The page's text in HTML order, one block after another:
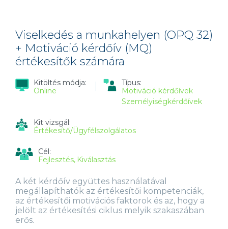
Viselkedés a munkahelyen (OPQ 32)
+ Motiváció kérdőív (MQ)
értékesítők számára
Kitöltés módja:
Online
Típus:
Motiváció kérdőívek
Személyiségkérdőívek
Kit vizsgál:
Értékesítő/Ügyfélszolgálatos
Cél:
Fejlesztés Kiválasztás
A két kérdőív együttes használatával
megállapíthatók az értékesítői kompetenciák,
az értékesítői motivációs faktorok és az, hogy a
jelölt az értékesítési ciklus melyik szakaszában
erős.